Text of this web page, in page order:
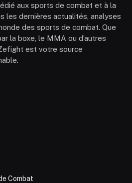
aux sports de combat et à la
les dernières actualités, analyses
des sports de combat. Que
la boxe, le MMA ou d’autres
est votre source
Combat